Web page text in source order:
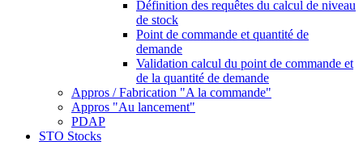
Définition des requêtes du calcul de niveau
de stock
Point de commande et quantité de
demande
Validation calcul du point de commande et
de la quantité de demande
Appros / Fabrication "A la commande"
Appros "Au lancement"
PDAP
STO Stocks